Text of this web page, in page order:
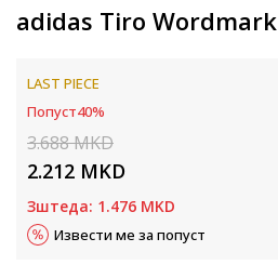
adidas Tiro Wordmark
LAST PIECE
Попуст40%
3.688MKD
2.212 MKD
Зштеда: 1.476 MKD
Извести ме за попуст